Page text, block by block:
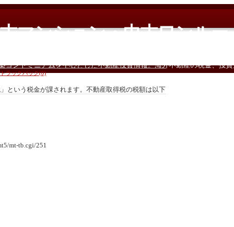
マンション・中古ワンル
コンドミニアムを中心とした不動産投資情報。海外不動産の税金、投
トラックバック(0)
という税金が課されます。不動産取得税の税額は以下
mt-tb.cgi/251